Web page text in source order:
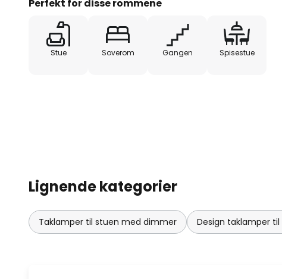
å kombinere høy kvalitet med
Laget i Italia.
Perfekt for disse rommene
Stue Soverom Gangen Spisestue
Lignende kategorier
Taklamper til stuen med dimmer Design taklamper til